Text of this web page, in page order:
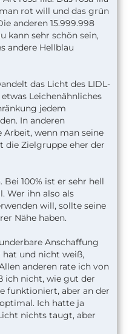
rot will und das grün
anderen 15.999.998
kann sehr schön sein,
andere Hellblau
das Licht des LIDL-
Leichenähnliches
jedem
In anderen
wenn man seine
die Zielgruppe eher der
100% ist er sehr hell
Wer ihn also als
will, sollte seine
Nähe haben.
Anschaffung
hat und nicht weiß,
anderen rate ich von
ich nicht, wie gut der
funktioniert, aber an der
Ich hatte ja
nichts taugt, aber